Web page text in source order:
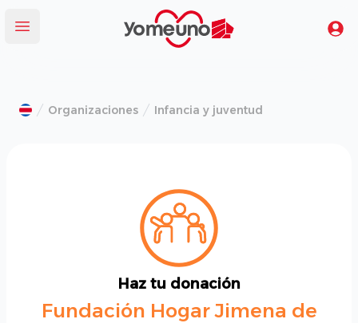
Abrir menú
Yomeuno.com
Organizaciones Infancia y juventud
Haz tu donación
Fundación Hogar Jimena de